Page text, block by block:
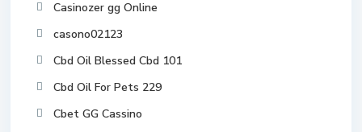
Casinozer gg Online
casono02123
Cbd Oil Blessed Cbd 101
Cbd Oil For Pets 229
Cbet GG Cassino